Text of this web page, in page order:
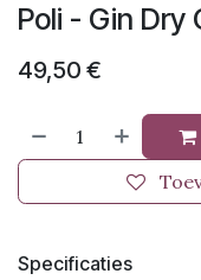
Poli - Gin
49,50 €
Specificaties